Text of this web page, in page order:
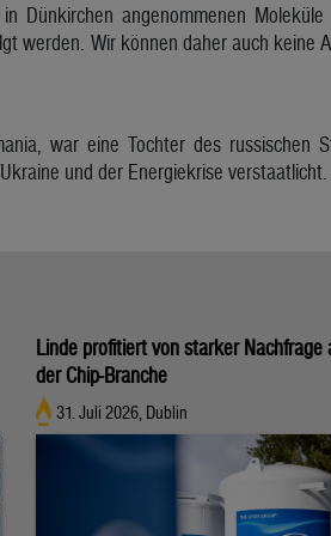
Dünkirchen angenommenen
werden. Wir können daher auch keine
war eine Tochter des russischen
und der Energiekrise verstaatlicht.
Linde profitiert von starker Nachfrage
der Chip-Branche
31. Juli 2026, Dublin